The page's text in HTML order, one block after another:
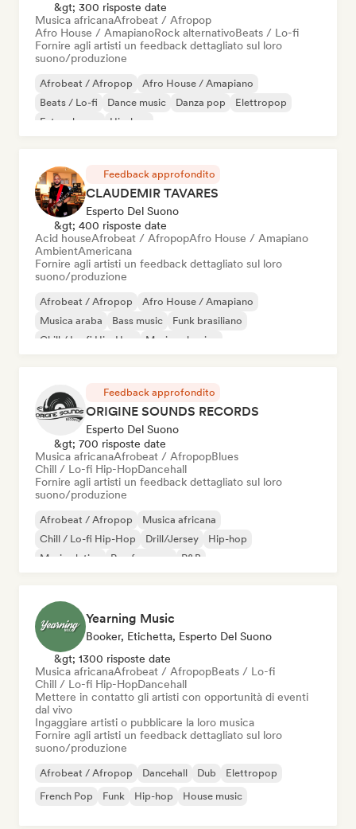
&gt; 300 risposte date
Musica africanaAfrobeat / Afropop
Afro House / AmapianoRock alternativoBeats / Lo-fi
Fornire agli artisti un feedback dettagliato sul loro
suono/produzione
Afrobeat / Afropop
Afro House / Amapiano
Beats / Lo-fi
Dance music Danza pop
Elettropop
Future house
Hip-hop
Feedback approfondito
CLAUDEMIR TAVARES
Esperto Del Suono
&gt; 400 risposte date
Acid houseAfrobeat / AfropopAfro House / Amapiano
AmbientAmericana
Fornire agli artisti un feedback dettagliato sul loro
suono/produzione
Afrobeat / Afropop
Afro House / Amapiano
Musica araba
Bass music
Funk brasiliano
Chill / Lo-fi Hip-Hop
Musica classica
Feedback approfondito
ORIGINE SOUNDS RECORDS
Esperto Del Suono
&gt; 700 risposte date
Musica africanaAfrobeat / AfropopBlues
Chill / Lo-fi Hip-HopDancehall
Fornire agli artisti un feedback dettagliato sul loro
suono/produzione
Afrobeat / Afropop
Musica africana
Chill / Lo-fi Hip-Hop
Drill/Jersey
Hip-hop
Musica latina
Rap francese R&B
Yearning Music
Booker, Etichetta, Esperto Del Suono
&gt; 1300 risposte date
Musica africanaAfrobeat / AfropopBeats / Lo-fi
Chill / Lo-fi Hip-HopDancehall
Mettere in contatto gli artisti con opportunità di eventi
dal vivo
Ingaggiare artisti o pubblicare la loro musica
Fornire agli artisti un feedback dettagliato sul loro
suono/produzione
Afrobeat / Afropop Dancehall Dub
Elettropop
French Pop
Funk Hip-hop House music